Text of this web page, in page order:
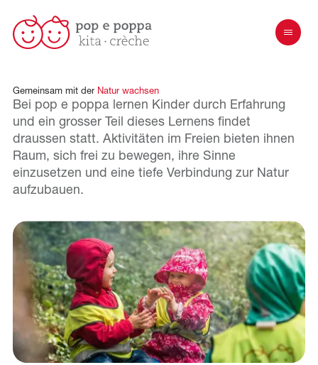
Gemeinsam mit der Natur wachsen
Bei pop e poppa lernen Kinder durch Erfahrung
und ein grosser Teil dieses Lernens findet
draussen statt. Aktivitäten im Freien bieten ihnen
Raum, sich frei zu bewegen, ihre Sinne
einzusetzen und eine tiefe Verbindung zur Natur
aufzubauen.